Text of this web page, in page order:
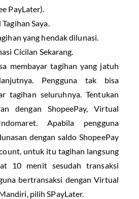
PayLater).
Saya.
yang hendak dilunasi.
Cicilan Sekarang.
membayar tagihan yang jatuh
Pengguna tak bisa
tagihan seluruhnya. Tentukan
dengan ShopeePay, Virtual
Apabila pengguna
dengan saldo ShopeePay
untuk itu tagihan langsung
10 menit sesudah transaksi
bertransaksi dengan Virtual
pilih SPayLater.